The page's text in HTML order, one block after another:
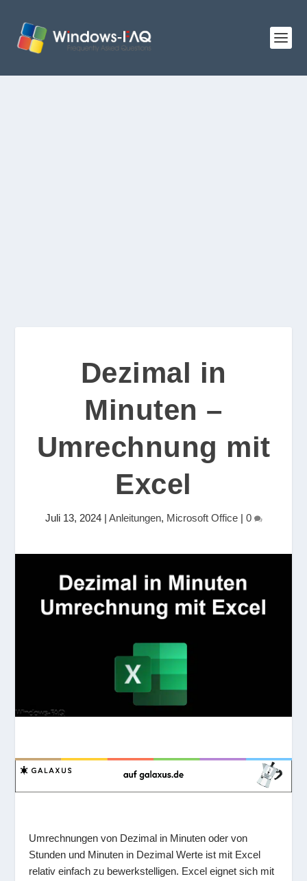
Dezimal in
Minuten –
Umrechnung mit
Excel
Juli 13, 2024| Anleitungen, Microsoft Office| 0
Umrechnungen von Dezimal in Minuten oder von
Stunden und Minuten in Dezimal Werte ist mit Excel
relativ einfach zu bewerkstelligen. Excel eignet sich mit